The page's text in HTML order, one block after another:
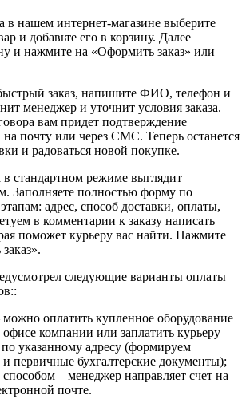
в нашем интернет-магазине выберите
и добавьте его в корзину. Далее
и нажмите на «Оформить заказ» или
заказ, напишите ФИО, телефон и
менеджер и уточнит условия заказа.
вам придет подтверждение
почту или через СМС. Теперь останется
и радоваться новой покупке.
стандартном режиме выглядит
Заполняете полностью форму по
адрес, способ доставки, оплаты,
в комментарии к заказу написать
поможет курьеру вас найти. Нажмите
следующие варианты оплаты
оплатить купленное оборудование
компании или заплатить курьеру
указанному адресу (формируем
первичные бухгалтерские документы);
– менеджер направляет счет на
почте.